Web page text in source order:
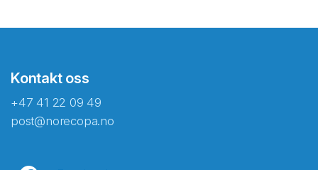
Kontakt oss
+47 41 22 09 49
post@norecopa.no